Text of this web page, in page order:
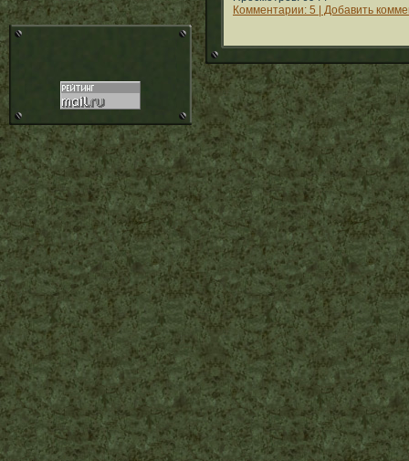
Комментарии: 5 | Добавить